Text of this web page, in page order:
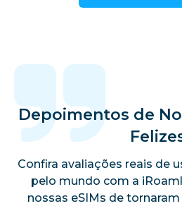
Depoimentos de
Confira avaliações reais de
pelo mundo com a
nossas eSIMs de